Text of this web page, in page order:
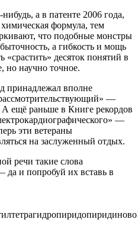
а в патенте 2006 года,
формула, тем
что подобные монстры
а гибкость и мощь
десяток понятий в
но научно точное.
принадлежал вполне
—
А ещё раньше в Книге рекордов
—
эти ветераны
на заслуженный отдых.
речи такие слова
да и попробуй их вставь в